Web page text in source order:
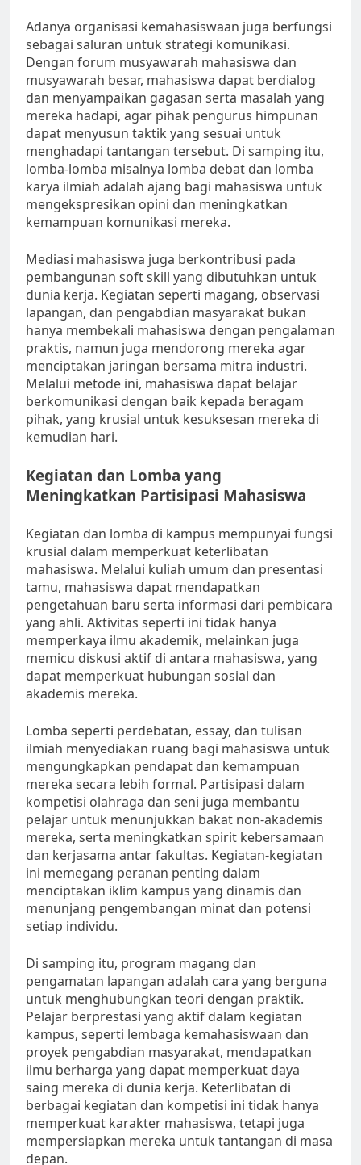
Adanya organisasi kemahasiswaan juga berfungsi
sebagai saluran untuk strategi komunikasi.
Dengan forum musyawarah mahasiswa dan
musyawarah besar, mahasiswa dapat berdialog
dan menyampaikan gagasan serta masalah yang
mereka hadapi, agar pihak pengurus himpunan
dapat menyusun taktik yang sesuai untuk
menghadapi tantangan tersebut. Di samping itu,
lomba-lomba misalnya lomba debat dan lomba
karya ilmiah adalah ajang bagi mahasiswa untuk
mengekspresikan opini dan meningkatkan
kemampuan komunikasi mereka.
Mediasi mahasiswa juga berkontribusi pada
pembangunan soft skill yang dibutuhkan untuk
dunia kerja. Kegiatan seperti magang, observasi
lapangan, dan pengabdian masyarakat bukan
hanya membekali mahasiswa dengan pengalaman
praktis, namun juga mendorong mereka agar
menciptakan jaringan bersama mitra industri.
Melalui metode ini, mahasiswa dapat belajar
berkomunikasi dengan baik kepada beragam
pihak, yang krusial untuk kesuksesan mereka di
kemudian hari.
Kegiatan dan Lomba yang
Meningkatkan Partisipasi Mahasiswa
Kegiatan dan lomba di kampus mempunyai fungsi
krusial dalam memperkuat keterlibatan
mahasiswa. Melalui kuliah umum dan presentasi
tamu, mahasiswa dapat mendapatkan
pengetahuan baru serta informasi dari pembicara
yang ahli. Aktivitas seperti ini tidak hanya
memperkaya ilmu akademik, melainkan juga
memicu diskusi aktif di antara mahasiswa, yang
dapat memperkuat hubungan sosial dan
akademis mereka.
Lomba seperti perdebatan, essay, dan tulisan
ilmiah menyediakan ruang bagi mahasiswa untuk
mengungkapkan pendapat dan kemampuan
mereka secara lebih formal. Partisipasi dalam
kompetisi olahraga dan seni juga membantu
pelajar untuk menunjukkan bakat non-akademis
mereka, serta meningkatkan spirit kebersamaan
dan kerjasama antar fakultas. Kegiatan-kegiatan
ini memegang peranan penting dalam
menciptakan iklim kampus yang dinamis dan
menunjang pengembangan minat dan potensi
setiap individu.
Di samping itu, program magang dan
pengamatan lapangan adalah cara yang berguna
untuk menghubungkan teori dengan praktik.
Pelajar berprestasi yang aktif dalam kegiatan
kampus, seperti lembaga kemahasiswaan dan
proyek pengabdian masyarakat, mendapatkan
ilmu berharga yang dapat memperkuat daya
saing mereka di dunia kerja. Keterlibatan di
berbagai kegiatan dan kompetisi ini tidak hanya
memperkuat karakter mahasiswa, tetapi juga
mempersiapkan mereka untuk tantangan di masa
depan.